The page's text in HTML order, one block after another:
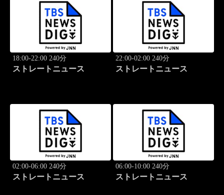
18:00-22:00 240分
ストレートニュース
22:00-02:00 240分
ストレートニュース
02:00-06:00 240分
ストレートニュース
06:00-10:00 240分
ストレートニュース